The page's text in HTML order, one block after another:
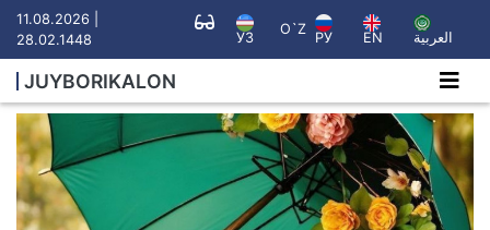
11.08.2026 |
28.02.1448
УЗ
O`Z
РУ EN العربية
JUYBORIKALON